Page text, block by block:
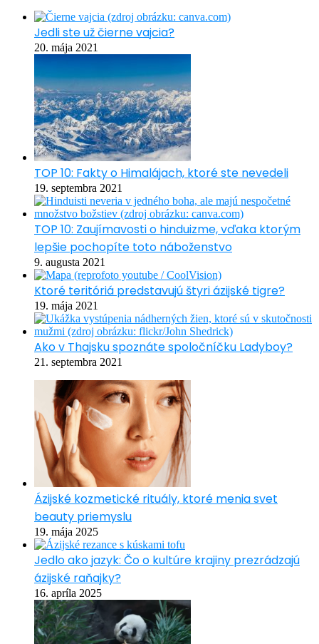
Jedli ste už čierne vajcia?
20. mája 2021
TOP 10: Fakty o Himalájach, ktoré ste nevedeli
19. septembra 2021
TOP 10: Zaujímavosti o hinduizme, vďaka ktorým
lepšie pochopíte toto náboženstvo
9. augusta 2021
Ktoré teritóriá predstavujú štyri ázijské tigre?
19. mája 2021
Ako v Thajsku spoznáte spoločníčku Ladyboy?
21. septembra 2021
Ázijské kozmetické rituály, ktoré menia svet
beauty priemyslu
19. mája 2025
Jedlo ako jazyk: Čo o kultúre krajiny prezrádzajú
ázijské raňajky?
16. apríla 2025